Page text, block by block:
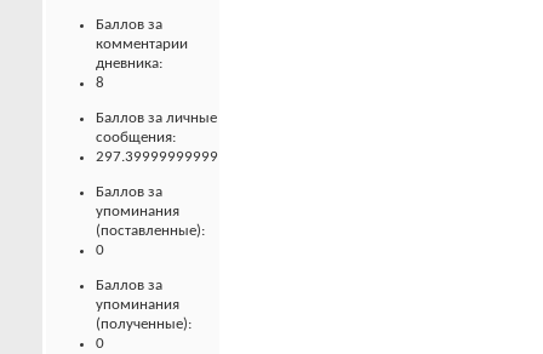
Баллов за
комментарии
дневника:
8
Баллов за личные
сообщения:
297.39999999999
Баллов за
упоминания
(поставленные):
0
Баллов за
упоминания
(полученные):
0